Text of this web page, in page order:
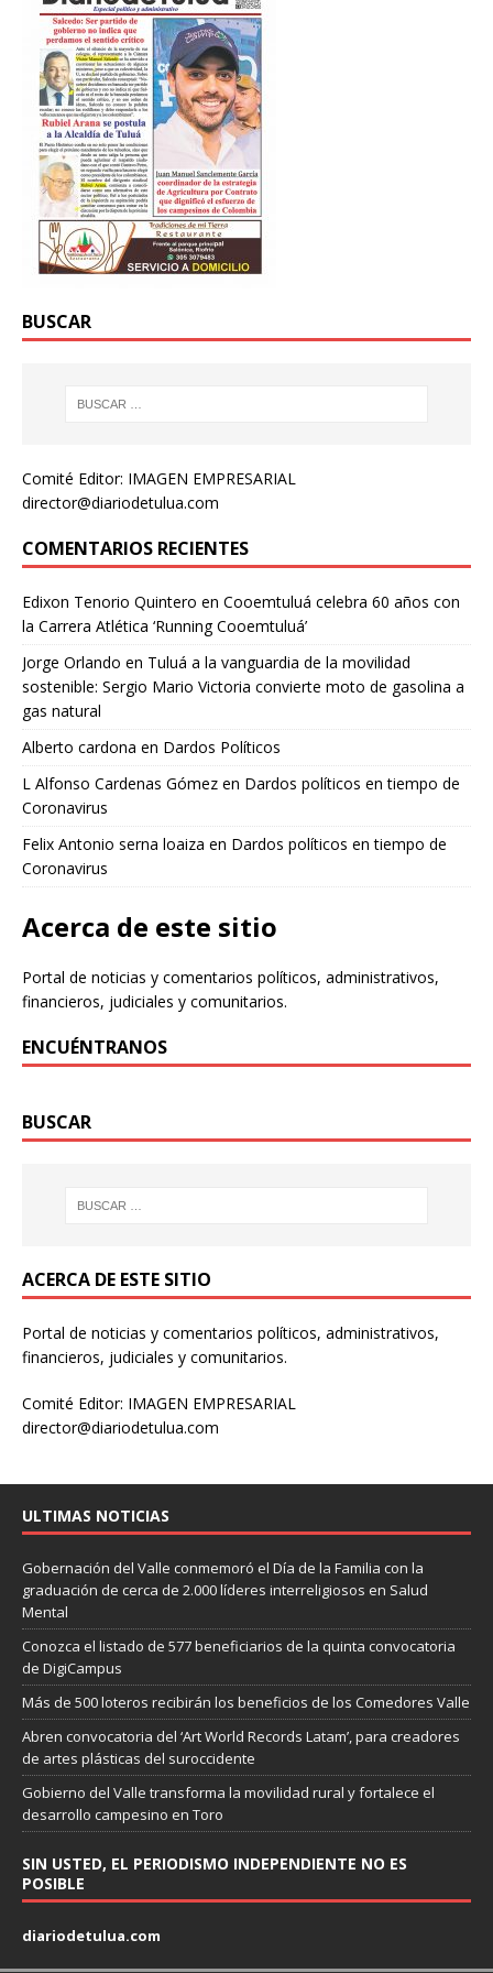
BUSCAR
Comité Editor: IMAGEN EMPRESARIAL
director@diariodetulua.com
COMENTARIOS RECIENTES
Edixon Tenorio Quintero en Cooemtuluá celebra 60 años con
la Carrera Atlética ‘Running Cooemtuluá’
Jorge Orlando en Tuluá a la vanguardia de la movilidad
sostenible: Sergio Mario Victoria convierte moto de gasolina a
gas natural
Alberto cardona en Dardos Políticos
L Alfonso Cardenas Gómez en Dardos políticos en tiempo de
Coronavirus
Felix Antonio serna loaiza en Dardos políticos en tiempo de
Coronavirus
Acerca de este sitio
Portal de noticias y comentarios políticos, administrativos,
financieros, judiciales y comunitarios.
ENCUÉNTRANOS
BUSCAR
ACERCA DE ESTE SITIO
Portal de noticias y comentarios políticos, administrativos,
financieros, judiciales y comunitarios.
Comité Editor: IMAGEN EMPRESARIAL
director@diariodetulua.com
ULTIMAS NOTICIAS
Gobernación del Valle conmemoró el Día de la Familia con la
graduación de cerca de 2.000 líderes interreligiosos en Salud
Mental
Conozca el listado de 577 beneficiarios de la quinta convocatoria
de DigiCampus
Más de 500 loteros recibirán los beneficios de los Comedores Valle
Abren convocatoria del ‘Art World Records Latam’, para creadores
de artes plásticas del suroccidente
Gobierno del Valle transforma la movilidad rural y fortalece el
desarrollo campesino en Toro
SIN USTED, EL PERIODISMO INDEPENDIENTE NO ES
POSIBLE
diariodetulua.com